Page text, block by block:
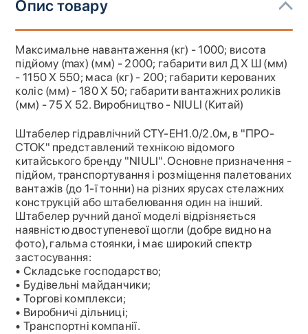
Опис товару
Максимальне навантаження (кг) - 1000; висота
підйому (max) (мм) - 2000; габарити вил Д Х Ш (мм)
- 1150 Х 550; маса (кг) - 200; габарити керованих
коліс (мм) - 180 Х 50; габарити вантажних роликів
(мм) - 75 Х 52. Виробництво - NIULI (Китай)
Штабелер гідравлічний CTY-EН1.0/2.0м, в "ПРО-
СТОК" представлений технікою відомого
китайського бренду "NIULI". Основне призначення -
підйом, транспортування і розміщення палетованих
вантажів (до 1-ї тонни) на різних ярусах стелажних
конструкцій або штабелювання один на інший.
Штабелер ручний даної моделі відрізняється
наявністю двоступеневої щогли (добре видно на
фото), гальма стоянки, і має широкий спектр
застосування:
• Складське господарство;
• Будівельні майданчики;
• Торгові комплекси;
• Виробничі дільниці;
• Транспортні компанії.